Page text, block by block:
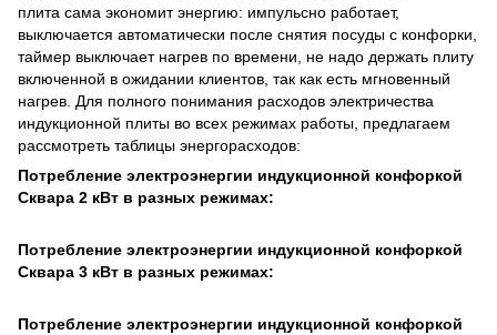
плита сама экономит энергию: импульсно работает,
выключается автоматически после снятия посуды с конфорки,
таймер выключает нагрев по времени, не надо держать плиту
включенной в ожидании клиентов, так как есть мгновенный
нагрев. Для полного понимания расходов электричества
индукционной плиты во всех режимах работы, предлагаем
рассмотреть таблицы энергорасходов:
Потребление электроэнергии индукционной конфоркой
Сквара 2 кВт в разных режимах:
Потребление электроэнергии индукционной конфоркой
Сквара 3 кВт в разных режимах:
Потребление электроэнергии индукционной конфоркой